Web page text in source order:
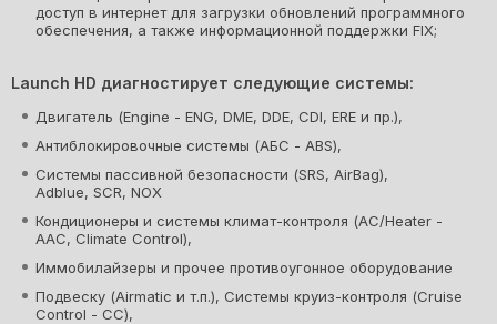
доступ в интернет для загрузки обновлений программного
обеспечения, а также информационной поддержки FIX;
Launch HD диагностирует следующие системы:
Двигатель (Engine - ENG, DME, DDE, CDI, ERE и пр.),
Антиблокировочные системы (АБС - ABS),
Системы пассивной безопасности (SRS, AirBag),
Adblue, SCR, NOX
Кондиционеры и системы климат-контроля (AC/Heater -
AAC, Climate Control),
Иммобилайзеры и прочее противоугонное оборудование
Подвеску (Airmatic и т.п.), Системы круиз-контроля (Cruise
Control - CC),